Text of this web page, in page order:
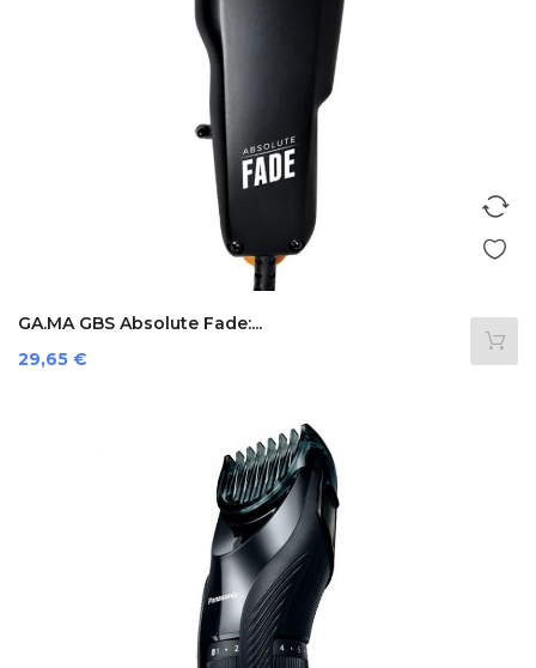
GA.MA GBS Absolute Fade:...
Prezzo
29,65 €